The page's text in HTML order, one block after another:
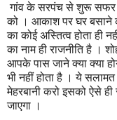
गांव के सरपंच से शुरू सफर
को । आकाश पर घर बसाने
का कोई अस्तित्व होता ही
का नाम ही राजनीति है ।
आपके पास जाने क्या क्या
भी नहीं होता है । ये
मेहरबानी करो इसको ऐसे
जाएगा ।